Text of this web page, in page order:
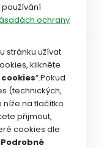
pomáhá. Toto
používání
ochrany
stránku užívat
klikněte
“.Pokud
(technických,
níže na tlačítko
přijmout,
cookies dle
Podrobné